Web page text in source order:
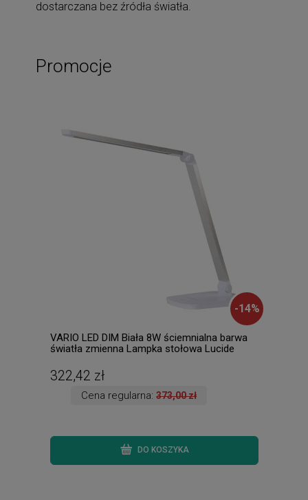
dostarczana bez źródła światła.
Promocje
-14%
VARIO LED DIM Biała 8W ściemnialna barwa
światła zmienna Lampka stołowa Lucide
322,42 zł
Cena regularna:373,00 zł
DO KOSZYKA